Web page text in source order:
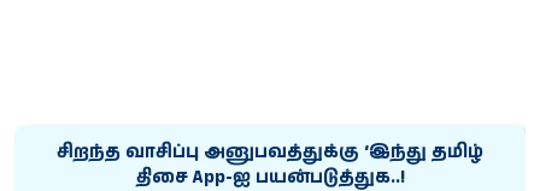
சிறந்த வாசிப்பு அனுபவத்துக்கு ‘இந்து தமிழ்
திசை App-ஐ பயன்படுத்துக..!